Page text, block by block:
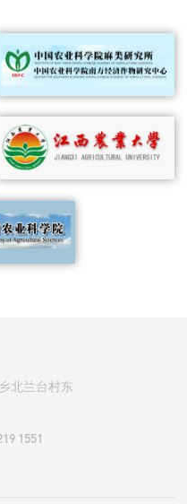
北兰台村东
1551